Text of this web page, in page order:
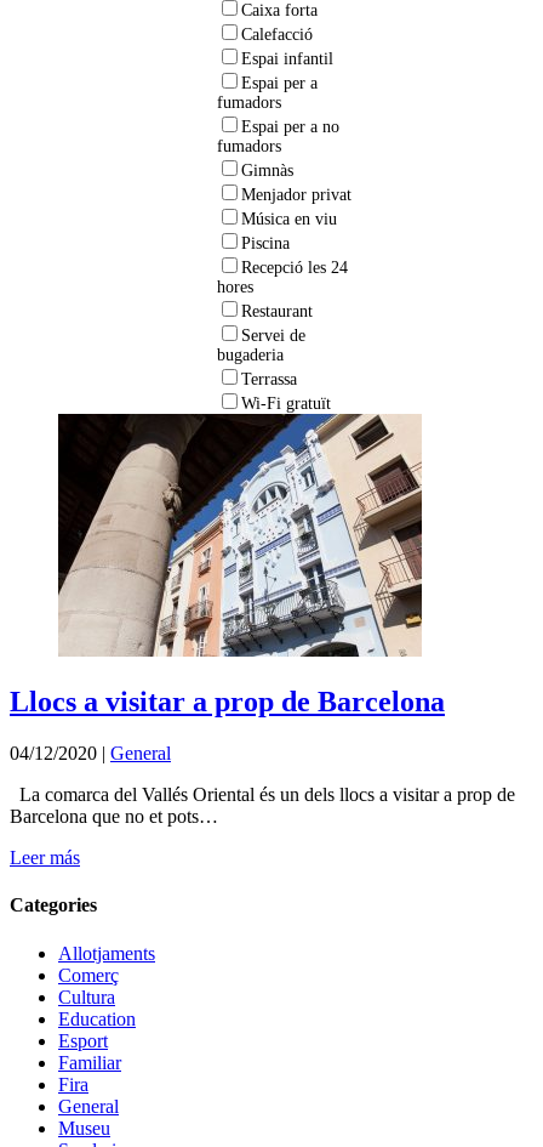
Caixa forta
Calefacció
Espai infantil
Espai per a
fumadors
Espai per a no
fumadors
Gimnàs
Menjador privat
Música en viu
Piscina
Recepció les 24
hores
Restaurant
Servei de
bugaderia
Terrassa
Wi-Fi gratuït
Llocs a visitar a prop de Barcelona
04/12/2020 | General
La comarca del Vallés Oriental és un dels llocs a visitar a prop de
Barcelona que no et pots…
Leer más
Categories
Allotjaments
Comerç
Cultura
Education
Esport
Familiar
Fira
General
Museu